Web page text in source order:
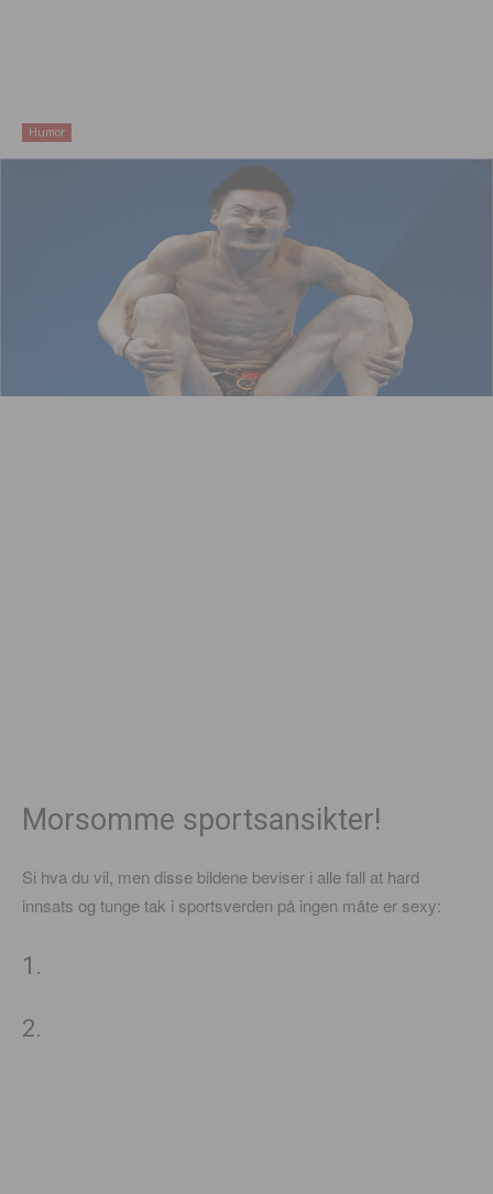
Humor
Morsomme sportsansikter!
Si hva du vil, men disse bildene beviser i alle fall at hard
innsats og tunge tak i sportsverden på ingen måte er sexy:
1.
2.